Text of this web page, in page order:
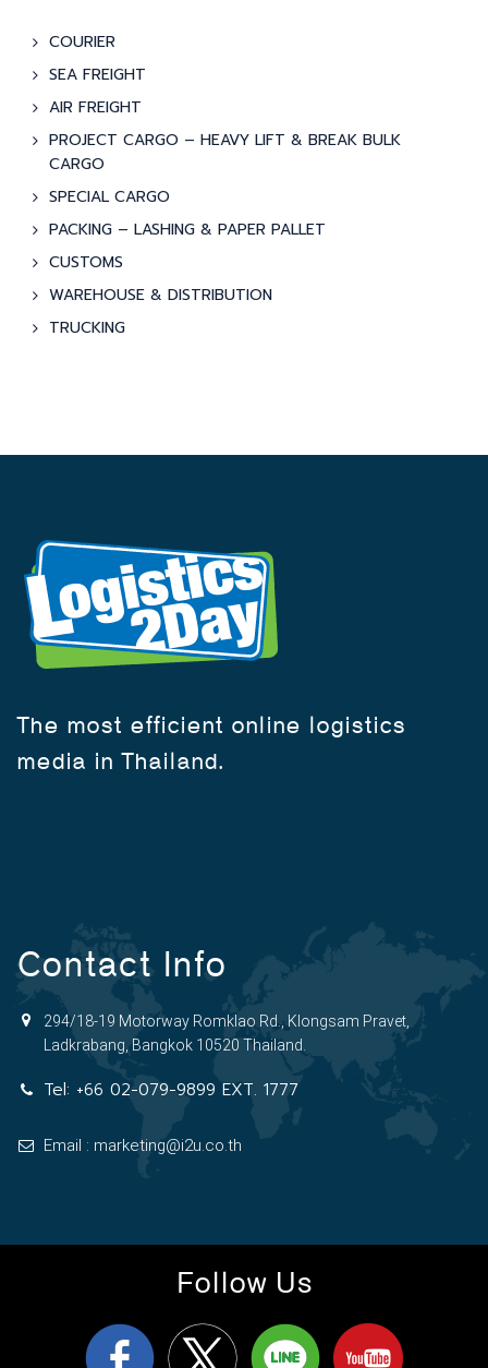
COURIER
SEA FREIGHT
AIR FREIGHT
PROJECT CARGO – HEAVY LIFT & BREAK BULK
CARGO
SPECIAL CARGO
PACKING – LASHING & PAPER PALLET
CUSTOMS
WAREHOUSE & DISTRIBUTION
TRUCKING
The most efficient online logistics
media in Thailand.
Contact Info
294/18-19 Motorway Romklao Rd., Klongsam Pravet,
Ladkrabang, Bangkok 10520 Thailand.
Tel: +66 02-079-9899 EXT. 1777
Email : marketing@i2u.co.th
Follow Us